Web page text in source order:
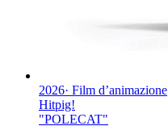
2026· Film d’animazione
Hitpig!
"POLECAT"